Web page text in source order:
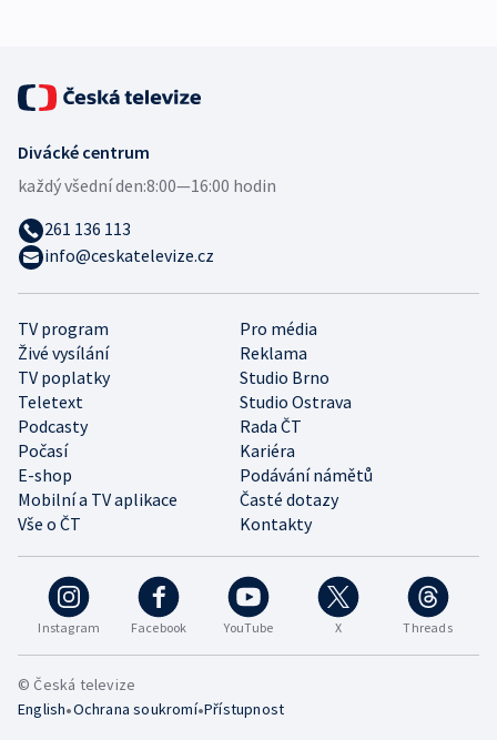
Instagram Facebook YouTube X Threads
TV program
Pro média
Živé vysílání
Reklama
TV poplatky
Studio Brno
Teletext
Studio Ostrava
Podcasty
Rada ČT
Počasí
Kariéra
E-shop
Podávání námětů
Mobilní a TV aplikace
Časté dotazy
Vše o ČT
Kontakty
Divácké centrum
každý všední den:8:00—16:00 hodin
261 136 113
info@ceskatelevize.cz
© Česká televize
English•Ochrana soukromí•Přístupnost